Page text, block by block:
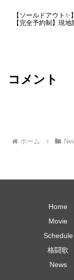
【ソールドアウト
【完全予約制】現
コメント
ホーム
Home
Movie
Schedule
格闘歌
News